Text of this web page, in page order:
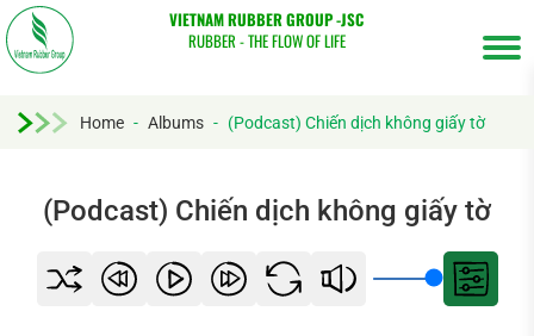
VIETNAM RUBBER GROUP -JSC
RUBBER - THE FLOW OF LIFE
Home - Albums - (Podcast) Chiến dịch không giấy tờ
(Podcast) Chiến dịch không giấy tờ